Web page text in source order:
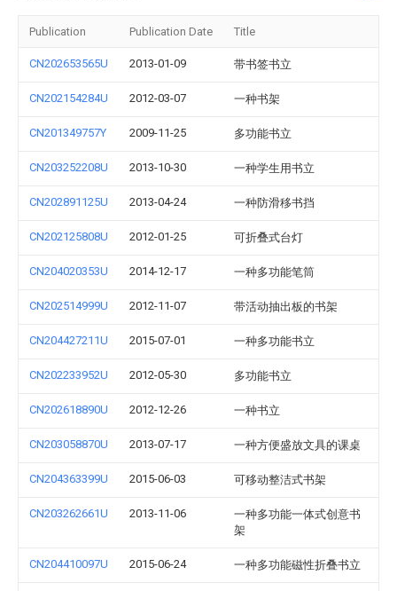
Publication Publication Date Title
CN202653565U 2013-01-09 带书签书立
CN202154284U 2012-03-07 一种书架
CN201349757Y 2009-11-25 多功能书立
CN203252208U 2013-10-30 一种学生用书立
CN202891125U 2013-04-24 一种防滑移书挡
CN202125808U 2012-01-25 可折叠式台灯
CN204020353U 2014-12-17 一种多功能笔筒
CN202514999U 2012-11-07 带活动抽出板的书架
CN204427211U 2015-07-01 一种多功能书立
CN202233952U 2012-05-30 多功能书立
CN202618890U 2012-12-26 一种书立
CN203058870U 2013-07-17 一种方便盛放文具的课桌
CN204363399U 2015-06-03 可移动整洁式书架
CN203262661U 2013-11-06
一种多功能一体式创意书
架
CN204410097U 2015-06-24 一种多功能磁性折叠书立